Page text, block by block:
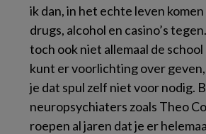
ik dan, in het echte leven
drugs, alcohol en casino’s
toch ook niet allemaal de school
kunt er voorlichting over geven,
je dat spul zelf niet voor nodig.
neuropsychiaters zoals Theo
roepen al jaren dat je er